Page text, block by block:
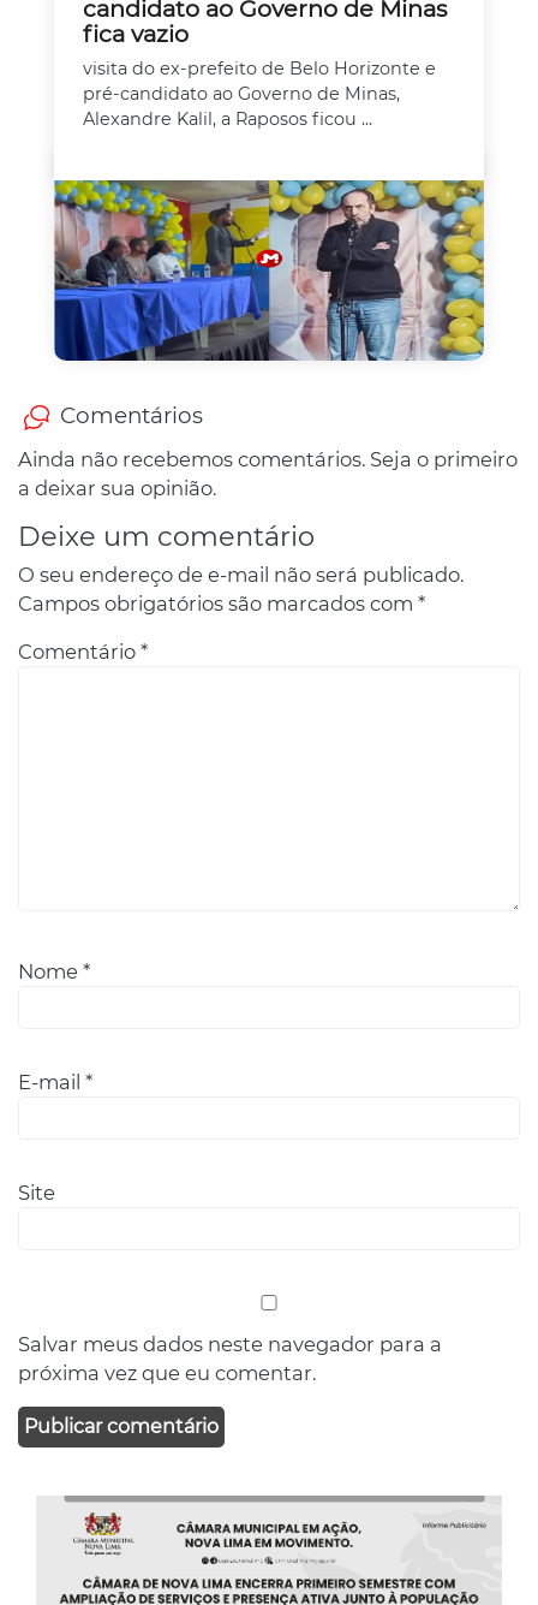
candidato ao Governo de Minas
fica vazio
visita do ex-prefeito de Belo Horizonte e
pré-candidato ao Governo de Minas,
Alexandre Kalil, a Raposos ficou ...
Comentários
Ainda não recebemos comentários. Seja o primeiro
a deixar sua opinião.
Deixe um comentário
O seu endereço de e-mail não será publicado.
Campos obrigatórios são marcados com *
Comentário *
Nome *
E-mail *
Site
Salvar meus dados neste navegador para a
próxima vez que eu comentar.